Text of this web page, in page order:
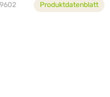
Produktdatenblatt